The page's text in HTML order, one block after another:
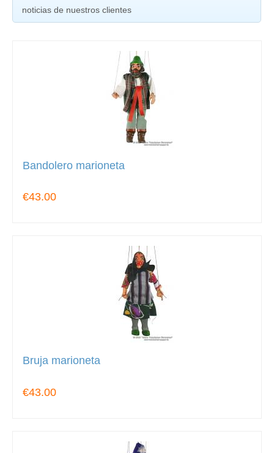
noticias de nuestros clientes
Bandolero marioneta
€43.00
Bruja marioneta
€43.00